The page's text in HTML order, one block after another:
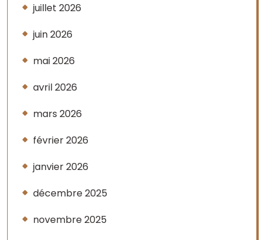
juillet 2026
juin 2026
mai 2026
avril 2026
mars 2026
février 2026
janvier 2026
décembre 2025
novembre 2025